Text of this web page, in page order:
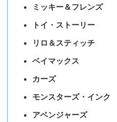
ミッキー＆フレンズ
トイ・ストーリー
リロ＆スティッチ
ベイマックス
カーズ
モンスターズ・インク
アベンジャーズ